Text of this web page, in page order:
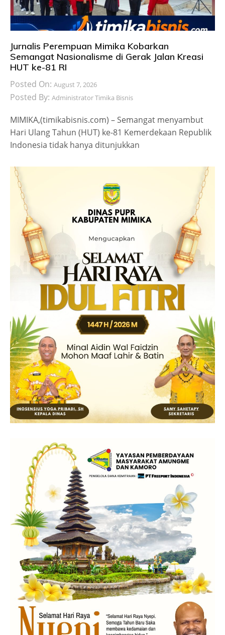
Jurnalis Perempuan Mimika Kobarkan
Semangat Nasionalisme di Gerak Jalan Kreasi
HUT ke-81 RI
Posted On: August 7, 2026
Posted By: Administrator Timika Bisnis
MIMIKA,(timikabisnis.com) – Semangat menyambut
Hari Ulang Tahun (HUT) ke-81 Kemerdekaan Republik
Indonesia tidak hanya ditunjukkan